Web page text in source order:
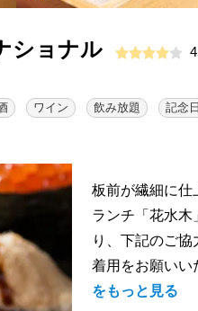
ショナル
ワイン 飲み放題 記念日
板前が繊細に仕
ランチ「花水木
り、下記のご
着用をお願い
をもっと見る